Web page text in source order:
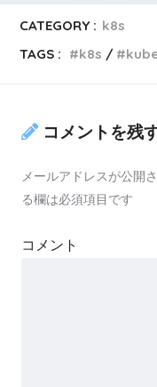
CATEGORY : k8s
TAGS :
k8s
コメントを残
メールアドレスが公開
る欄は必須項目です
コメント